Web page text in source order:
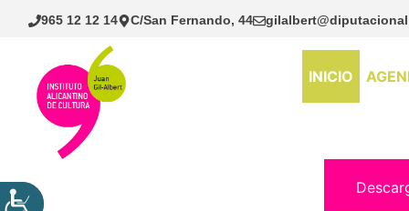
Saltar
965 12 12 14 C/San Fernando, 44
INICIO